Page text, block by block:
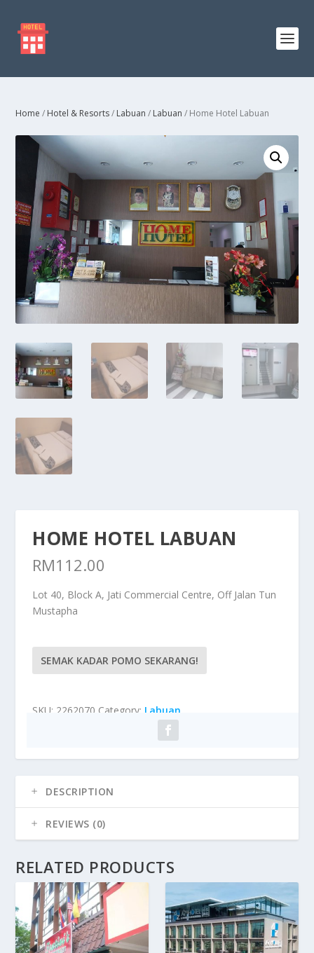
Home / Hotel & Resorts/ Labuan / Labuan / Home Hotel Labuan
HOME HOTEL LABUAN
RM112.00
Lot 40, Block A, Jati Commercial Centre, Off Jalan Tun
Mustapha
SEMAK KADAR POMO SEKARANG!
SKU: 2262070 Category: Labuan
DESCRIPTION
REVIEWS (0)
RELATED PRODUCTS